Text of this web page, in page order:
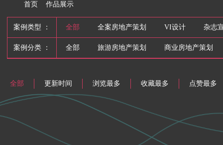
首页 作品展示
案例类型 ： 全部 全案房地产策划 VI设计 杂志
案例分类 ： 全部 旅游房地产策划 商业房地产策划
全部 更新时间 浏览最多 收藏最多 点赞最多